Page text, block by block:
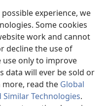
experience, we
Some cookies
work and cannot
decline the use of
only to improve
data will ever be sold or
read the Global
Similar Technologies.